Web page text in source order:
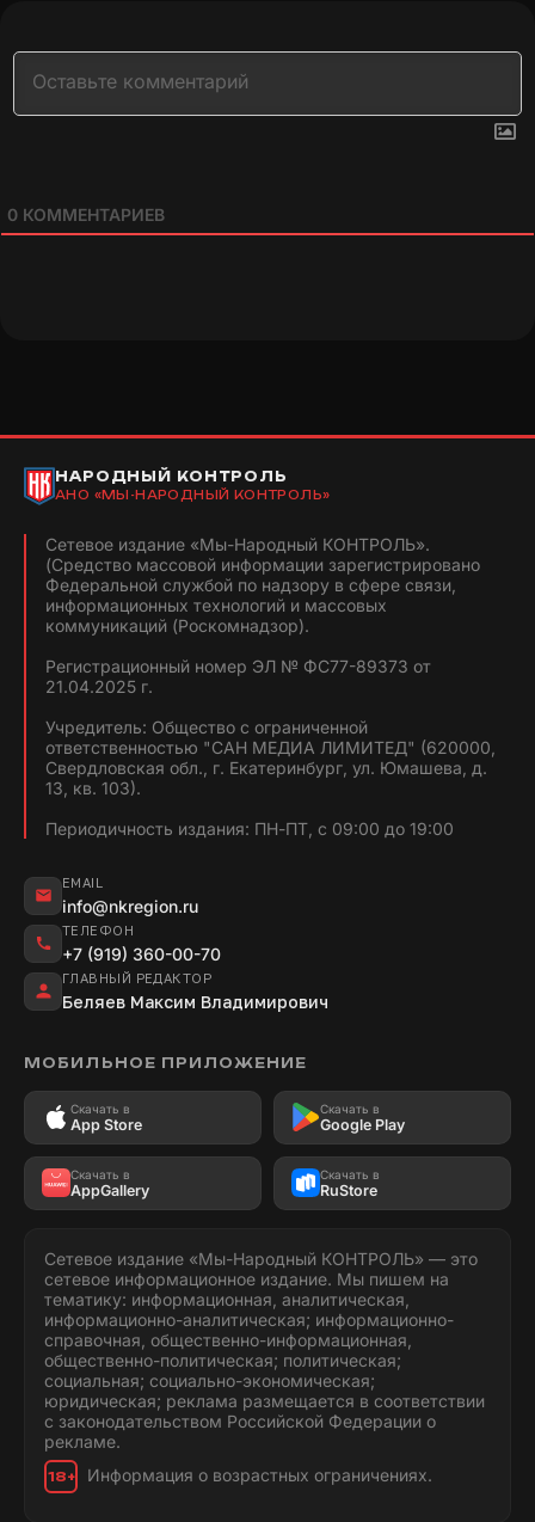
0 КОММЕНТАРИЕВ
НАРОДНЫЙ КОНТРОЛЬ
АНО «МЫ-НАРОДНЫЙ КОНТРОЛЬ»
Сетевое издание «Мы-Народный КОНТРОЛЬ».
(Средство массовой информации зарегистрировано
Федеральной службой по надзору в сфере связи,
информационных технологий и массовых
коммуникаций (Роскомнадзор).
Регистрационный номер ЭЛ № ФС77-89373 от
21.04.2025 г.
Учредитель: Общество с ограниченной
ответственностью "САН МЕДИА ЛИМИТЕД" (620000,
Свердловская обл., г. Екатеринбург, ул. Юмашева, д.
13, кв. 103).
Периодичность издания: ПН-ПТ, с 09:00 до 19:00
EMAIL
info@nkregion.ru
ТЕЛЕФОН
+7 (919) 360-00-70
ГЛАВНЫЙ РЕДАКТОР
Беляев Максим Владимирович
МОБИЛЬНОЕ ПРИЛОЖЕНИЕ
Скачать в
App Store
Скачать в
Google Play
Скачать в
AppGallery
Скачать в
RuStore
Сетевое издание «Мы-Народный КОНТРОЛЬ» — это
сетевое информационное издание. Мы пишем на
тематику: информационная, аналитическая,
информационно-аналитическая; информационно-
справочная, общественно-информационная,
общественно-политическая; политическая;
социальная; социально-экономическая;
юридическая; реклама размещается в соответствии
с законодательством Российской Федерации о
рекламе.
18+ Информация о возрастных ограничениях.